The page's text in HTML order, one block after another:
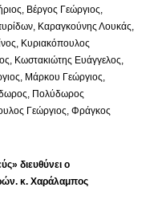
Βέργος Γεώργιος,
Καραγκούνης Λουκάς,
Κυριακόπουλος
Κωστακιώτης Ευάγγελος,
Μάρκου Γεώργιος,
Πολύδωρος
Γεώργιος, Φράγκος
διευθύνει ο
κ. Χαράλαμπος